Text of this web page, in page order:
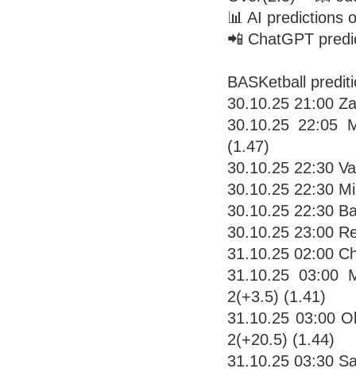
📊 AI predictions
📲 ChatGPT
BASKetball
30.10.25 21:00
30.10.25 22:05
(1.47)
30.10.25 22:30
30.10.25 22:30
30.10.25 22:30
30.10.25 23:00
31.10.25 02:00
31.10.25 03:00
2(+3.5) (1.41)
31.10.25 03:00
2(+20.5) (1.44)
31.10.25 03:30